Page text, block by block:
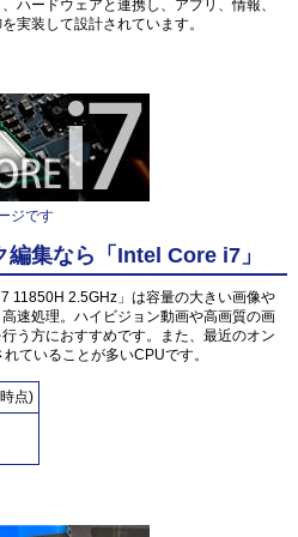
ハードウェアと連携し、アプリ、情報、
実装して設計されています。
ジです
集なら「Intel Core i7」
11850H 2.5GHz」は容量の大きい画像や
速処理。ハイビジョン動画や高画質の画
う方におすすめです。また、最近のオン
ていることが多いCPUです。
点)